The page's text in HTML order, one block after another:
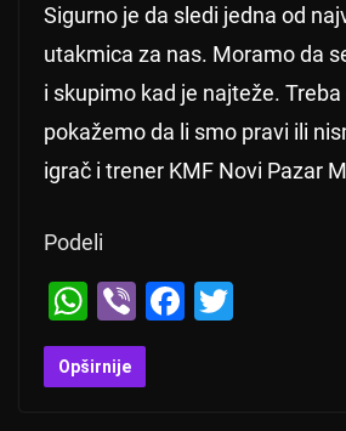
Sigurno je da sledi jedna od
utakmica za nas. Moramo da
i skupimo kad je najteže. Treba
pokažemo da li smo pravi ili
igrač i trener KMF Novi Pazar
Podeli
W
h
at
Vi
b
er
F
Opširnije